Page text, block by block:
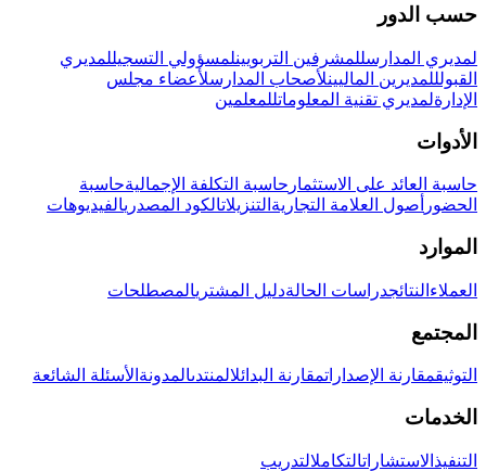
حسب الدور
لمديري المدارسللمشرفين التربويينلمسؤولي التسجيللمديري
القبولللمديرين الماليينلأصحاب المدارسلأعضاء مجلس
الإدارةلمديري تقنية المعلوماتللمعلمين
الأدوات
حاسبة العائد على الاستثمار حاسبة التكلفة الإجماليةحاسبة
الحضور أصول العلامة التجارية التنزيلاتالكود المصدريالفيديوهات
الموارد
العملاء النتائجدراسات الحالةدليل المشتريالمصطلحات
المجتمع
التوثيقمقارنة الإصداراتمقارنة البدائلالمنتدىالمدونة الأسئلة الشائعة
الخدمات
التنفيذ الاستشاراتالتكاملالتدريب